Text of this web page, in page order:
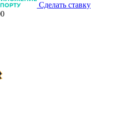
Сделать ставку